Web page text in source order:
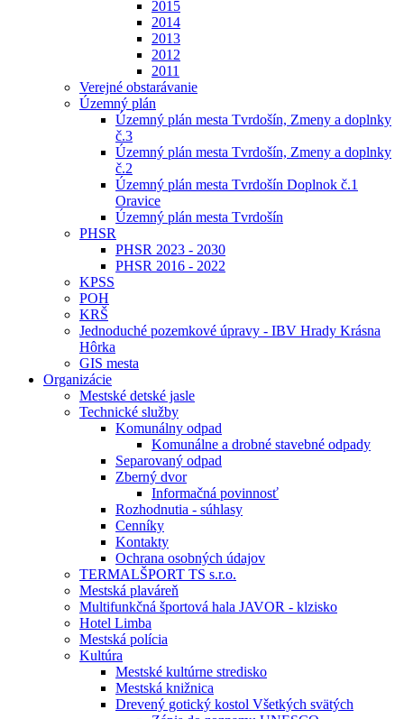
2015
2014
2013
2012
2011
Verejné obstarávanie
Územný plán
Územný plán mesta Tvrdošín, Zmeny a doplnky
č.3
Územný plán mesta Tvrdošín, Zmeny a doplnky
č.2
Územný plán mesta Tvrdošín Doplnok č.1
Oravice
Územný plán mesta Tvrdošín
PHSR
PHSR 2023 - 2030
PHSR 2016 - 2022
KPSS
POH
KRŠ
Jednoduché pozemkové úpravy - IBV Hrady Krásna
Hôrka
GIS mesta
Organizácie
Mestské detské jasle
Technické služby
Komunálny odpad
Komunálne a drobné stavebné odpady
Separovaný odpad
Zberný dvor
Informačná povinnosť
Rozhodnutia - súhlasy
Cenníky
Kontakty
Ochrana osobných údajov
TERMALŠPORT TS s.r.o.
Mestská plaváreň
Multifunkčná športová hala JAVOR - klzisko
Hotel Limba
Mestská polícia
Kultúra
Mestské kultúrne stredisko
Mestská knižnica
Drevený gotický kostol Všetkých svätých